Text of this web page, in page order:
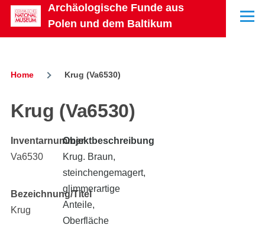
Skip to main content
Archäologische Funde aus
Polen und dem Baltikum
Menu
Home Krug (Va6530)
Krug (Va6530)
Inventarnummer
Va6530
Bezeichnung/Titel
Krug
Objektbeschreibung
Krug. Braun,
steinchengemagert,
glimmerartige
Anteile,
Oberfläche